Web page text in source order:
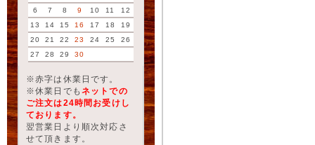
6
7 8 9 10 11
12
13
14 15 16 17 18
19
20
21 22 23 24 25
26
27
28 29 30
※赤字は休業日です。
※休業日でも ネットでの
ご注文は24時間お受けし
ております。
翌営業日より順次対応さ
せて頂きます。